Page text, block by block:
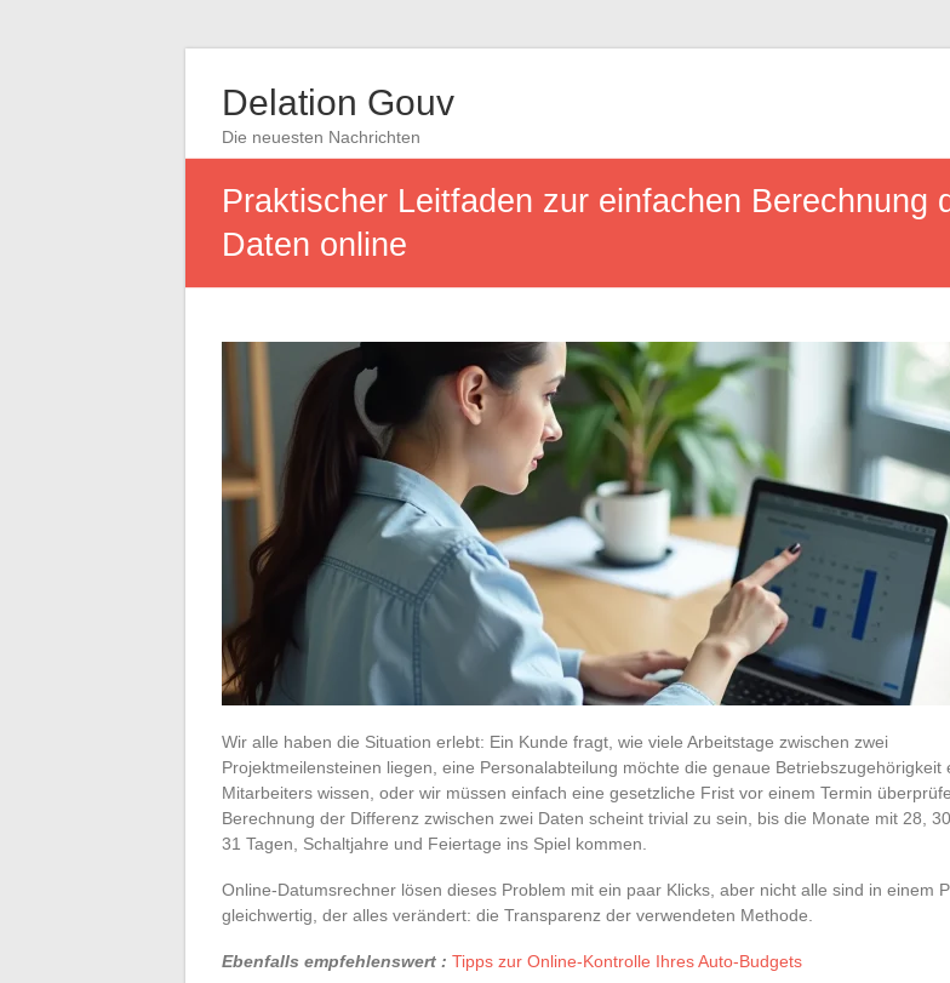
Delation Gouv
Die neuesten Nachrichten
Praktischer Leitfaden zur einfachen Berechnung
Daten online
Wir alle haben die Situation erlebt: Ein Kunde fragt, wie viele Arbeitstage zwischen zwei
Projektmeilensteinen liegen, eine Personalabteilung möchte die genaue Betriebszugehörigkeit
Mitarbeiters wissen, oder wir müssen einfach eine gesetzliche Frist vor einem Termin
Berechnung der Differenz zwischen zwei Daten scheint trivial zu sein, bis die Monate mit 28,
31 Tagen, Schaltjahre und Feiertage ins Spiel kommen.
Online-Datumsrechner lösen dieses Problem mit ein paar Klicks, aber nicht alle sind in einem
gleichwertig, der alles verändert: die Transparenz der verwendeten Methode.
Ebenfalls empfehlenswert : Tipps zur Online-Kontrolle Ihres Auto-Budgets